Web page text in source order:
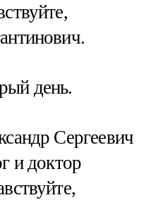
день.
Сергеевич
и доктор